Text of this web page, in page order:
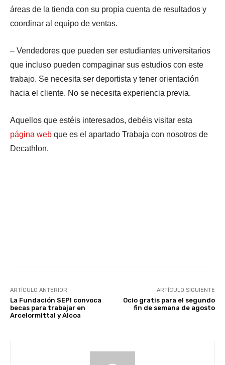
áreas de la tienda con su propia cuenta de resultados y
coordinar al equipo de ventas.
– Vendedores que pueden ser estudiantes universitarios
que incluso pueden compaginar sus estudios con este
trabajo. Se necesita ser deportista y tener orientación
hacia el cliente. No se necesita experiencia previa.
Aquellos que estéis interesados, debéis visitar esta
página web que es el apartado Trabaja con nosotros de
Decathlon.
ARTÍCULO ANTERIOR
La Fundación SEPI convoca
becas para trabajar en
Arcelormittal y Alcoa
ARTÍCULO SIGUIENTE
Ocio gratis para el segundo
fin de semana de agosto